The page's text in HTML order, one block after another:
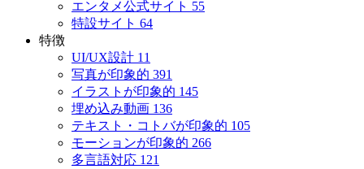
エンタメ公式サイト 55
特設サイト 64
特徴
UI/UX設計 11
写真が印象的 391
イラストが印象的 145
埋め込み動画 136
テキスト・コトバが印象的 105
モーションが印象的 266
多言語対応 121